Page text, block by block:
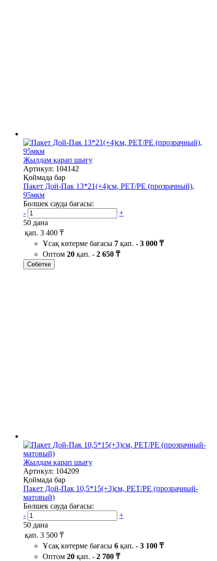
Жылдам қарап шығу
Артикул: 104142
Қоймада бар
Пакет Дой-Пак 13*21(+4)см, PET/PE (прозрачный),
95мкм
Бөлшек сауда бағасы:
-
+
50 дана
қап. 3 400 ₸
Ұсақ көтерме бағасы 7 қап. - 3 000 ₸
Оптом 20 қап. - 2 650 ₸
Себетке
Жылдам қарап шығу
Артикул: 104209
Қоймада бар
Пакет Дой-Пак 10,5*15(+3)см, PET/PE (прозрачный-
матовый)
Бөлшек сауда бағасы:
-
+
50 дана
қап. 3 500 ₸
Ұсақ көтерме бағасы 6 қап. - 3 100 ₸
Оптом 20 қап. - 2 700 ₸